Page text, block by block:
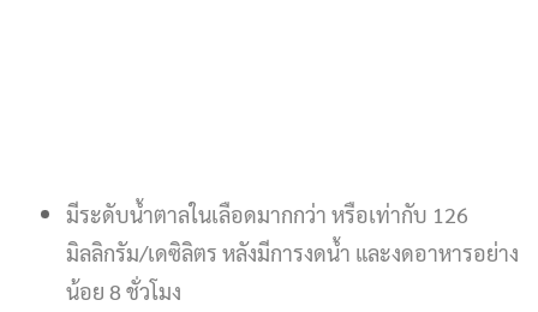
มีระดับน้ำตาลในเลือดมากกว่า หรือเท่ากับ 126
มิลลิกรัม/เดซิลิตร หลังมีการงดน้ำ และงดอาหารอย่าง
น้อย 8 ชั่วโมง